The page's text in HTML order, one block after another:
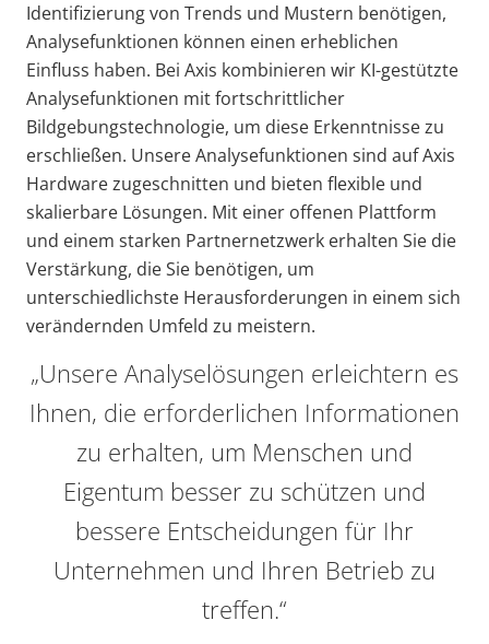
Identifizierung von Trends und Mustern benötigen,
Analysefunktionen können einen erheblichen
Einfluss haben. Bei Axis kombinieren wir KI-gestützte
Analysefunktionen mit fortschrittlicher
Bildgebungstechnologie, um diese Erkenntnisse zu
erschließen. Unsere Analysefunktionen sind auf Axis
Hardware zugeschnitten und bieten flexible und
skalierbare Lösungen. Mit einer offenen Plattform
und einem starken Partnernetzwerk erhalten Sie die
Verstärkung, die Sie benötigen, um
unterschiedlichste Herausforderungen in einem sich
verändernden Umfeld zu meistern.
„Unsere Analyselösungen erleichtern es
Ihnen, die erforderlichen Informationen
zu erhalten, um Menschen und
Eigentum besser zu schützen und
bessere Entscheidungen für Ihr
Unternehmen und Ihren Betrieb zu
treffen.“